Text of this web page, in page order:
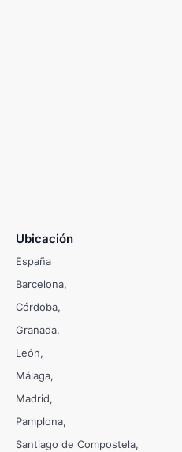
Ubicación
España
Barcelona
Córdoba
Granada
León
Málaga
Madrid
Pamplona
Santiago de Compostela